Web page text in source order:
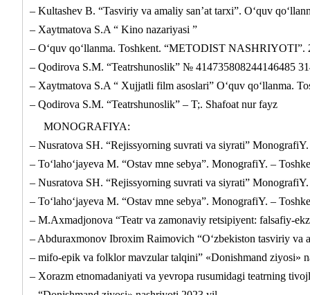
– Kultashev B. “Tasviriy va amaliy san’at tarxi”. O‘quv
– Xaytmatova S.A “ Kino nazariyasi ”
– O‘quv qo‘llanma. Toshkent. “METODIST NASHRIYOTI”.
– Qodirova S.M. “Teatrshunoslik” № 414735808244146485
– Xaytmatova S.A “ Xujjatli film asoslari” O‘quv qo‘llanma.
– Qodirova S.M. “Teatrshunoslik” – T;. Shafoat nur fayz
MONOGRAFIYA:
– Nusratova SH. “Rejissyorning suvrati va siyrati”
– To‘laho‘jayeva M. “Ostav mne sebya”. MonografiY. –
– Nusratova SH. “Rejissyorning suvrati va siyrati”
– To‘laho‘jayeva M. “Ostav mne sebya”. MonografiY. –
– M.Axmadjonova “Teatr va zamonaviy retsipiyent: falsafiy-
– Abduraxmonov Ibroxim Raimovich “O‘zbekiston tasviriy va
– mifo-epik va folklor mavzular talqini” «Donishmand ziyosi»
– Xorazm etnomadaniyati va yevropa rusumidagi teatrning